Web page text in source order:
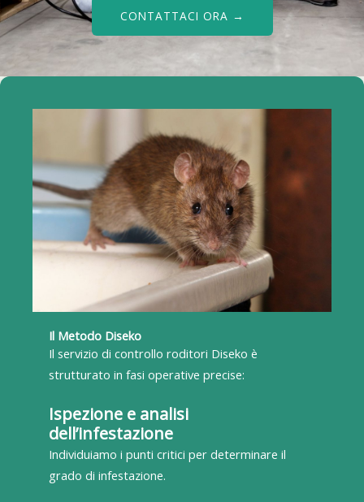
CONTATTACI ORA →
Il Metodo Diseko
Il servizio di controllo roditori Diseko è
strutturato in fasi operative precise:
Ispezione e analisi
dell’infestazione
Individuiamo i punti critici per determinare il
grado di infestazione.